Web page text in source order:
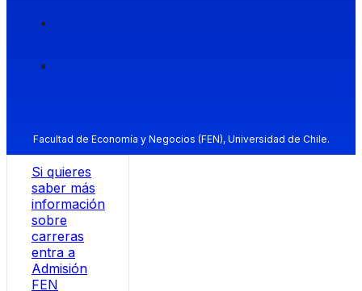
Facultad de Economía y Negocios (FEN), Universidad de Chile.
Si quieres
saber más
información
sobre
carreras
entra a
Admisión
FEN